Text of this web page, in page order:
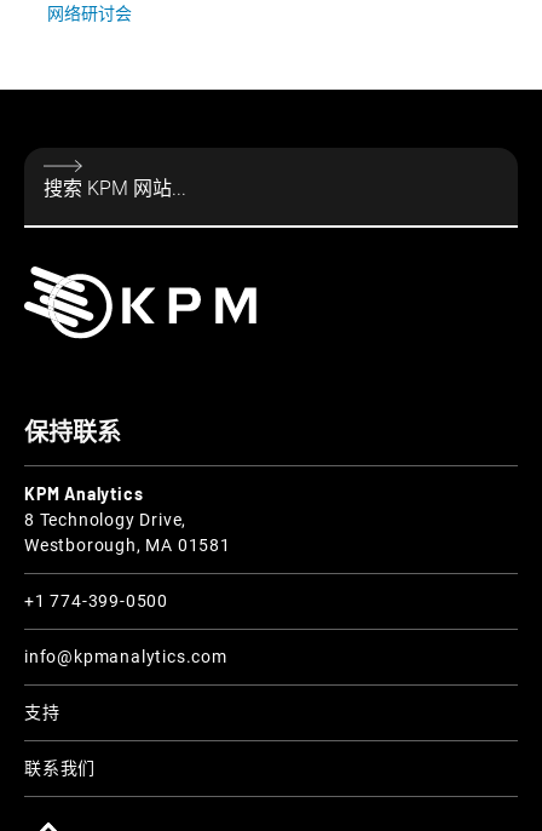
网络研讨会
保持联系
KPM Analytics
8 Technology Drive,
Westborough, MA 01581
+1 774-399-0500
info@kpmanalytics.com
支持
联系我们